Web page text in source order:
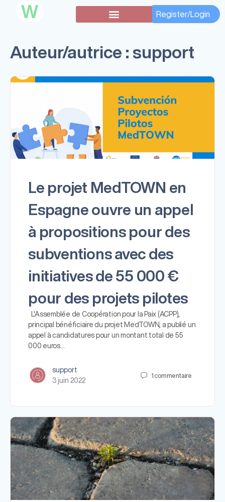
W Register/Login
Auteur/autrice : support
Le projet MedTOWN en
Espagne ouvre un appel
à propositions pour des
subventions avec des
initiatives de 55 000 €
pour des projets pilotes
L'Assemblée de Coopération pour la Paix (ACPP),
principal bénéficiaire du projet MedTOWN, a publié un
appel à candidatures pour un montant total de 55
000 euros…
support
3 juin 2022
1 commentaire